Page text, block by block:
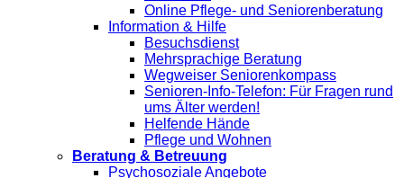
Online Pflege- und Seniorenberatung
Information & Hilfe
Besuchsdienst
Mehrsprachige Beratung
Wegweiser Seniorenkompass
Senioren-Info-Telefon: Für Fragen rund
ums Älter werden!
Helfende Hände
Pflege und Wohnen
Beratung & Betreuung
Psychosoziale Angebote